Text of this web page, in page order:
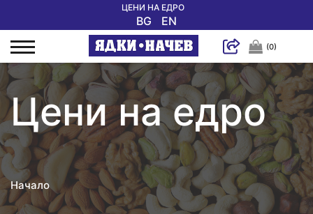
ЦЕНИ НА ЕДРО
BG EN
(0)
Цени на едро
Начало